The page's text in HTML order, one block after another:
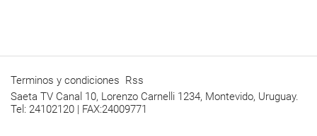
Terminos y condiciones Rss
Saeta TV Canal 10, Lorenzo Carnelli 1234, Montevido, Uruguay.
Tel: 24102120 | FAX:24009771